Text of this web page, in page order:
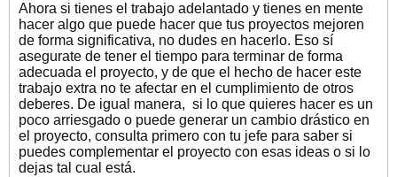
Ahora si tienes el trabajo adelantado y tienes en mente
hacer algo que puede hacer que tus proyectos mejoren
de forma significativa, no dudes en hacerlo. Eso sí
asegurate de tener el tiempo para terminar de forma
adecuada el proyecto, y de que el hecho de hacer este
trabajo extra no te afectar en el cumplimiento de otros
deberes. De igual manera, si lo que quieres hacer es un
poco arriesgado o puede generar un cambio drástico en
el proyecto, consulta primero con tu jefe para saber si
puedes complementar el proyecto con esas ideas o si lo
dejas tal cual está.